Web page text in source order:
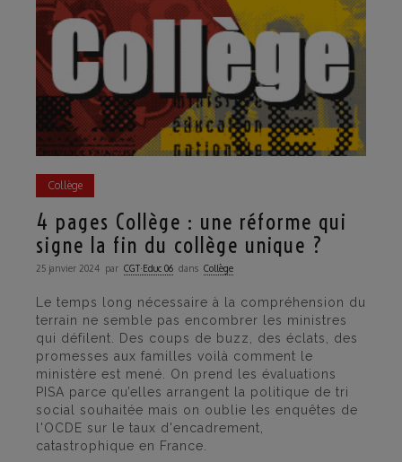
Collège
4 pages Collège : une réforme qui
signe la fin du collège unique ?
25 janvier 2024 par CGT·Educ 06 dans Collège
Le temps long nécessaire à la compréhension du
terrain ne semble pas encombrer les ministres
qui défilent. Des coups de buzz, des éclats, des
promesses aux familles voilà comment le
ministère est mené. On prend les évaluations
PISA parce qu’elles arrangent la politique de tri
social souhaitée mais on oublie les enquêtes de
l'OCDE sur le taux d'encadrement,
catastrophique en France.